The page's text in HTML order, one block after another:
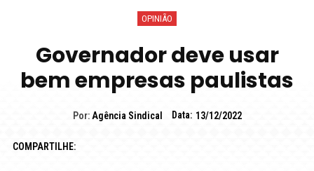
OPINIÃO
Governador deve usar
bem empresas paulistas
Por: Agência Sindical Data: 13/12/2022
COMPARTILHE: